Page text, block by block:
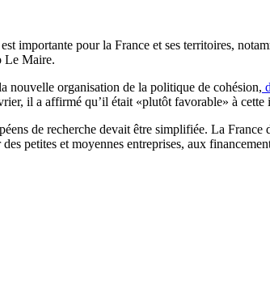
importante pour la France et ses territoires,
Le Maire.
nouvelle organisation de la politique de cohésion,
il a affirmé qu’il était «plutôt favorable» à cette
de recherche devait être simplifiée. La France
petites et moyennes entreprises, aux